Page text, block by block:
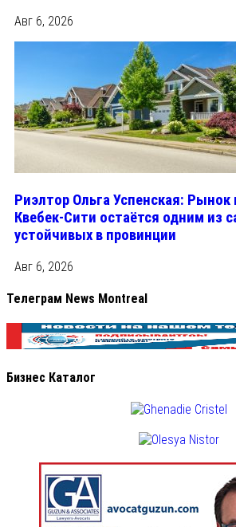
Авг 6, 2026
Риэлтор Ольга Успенская:
Квебек-Сити остаётся одним из
устойчивых в провинции
Авг 6, 2026
Телеграм News Montreal
Бизнес Каталог